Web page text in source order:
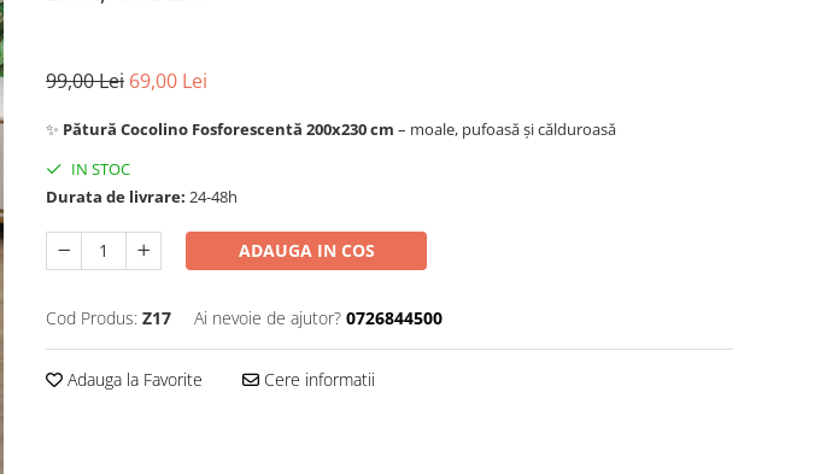
99,00 Lei 69,00 Lei
✨ Pătură Cocolino Fosforescentă 200x230 cm – moale, pufoasă și călduroasă
IN STOC
Durata de livrare: 24-48h
ADAUGA IN COS
Cod Produs: Z17 Ai nevoie de ajutor? 0726844500
Adauga la Favorite Cere informatii